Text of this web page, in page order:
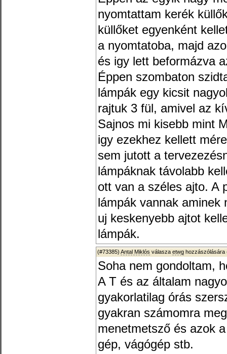
nyomtattam kerék
küllőket egyenként
a nyomtatoba, majd
és igy lett beformázva
Éppen szombaton
lámpák egy kicsit
rajtuk 3 fül, amivel az
Sajnos mi kisebb mint
igy ezekhez kellett
sem jutott a
lámpáknak távolabb
ott van a széles ajto. A
lámpák vannak aminek
uj keskenyebb ajtot
lámpák.
(#73385) Antal Miklós válasza etwg hozzászólására
Soha nem gondoltam,
A T és az általam
gyakorlatilag órás
gyakran számomra
menetmetsző és azok
gép, vágógép stb.